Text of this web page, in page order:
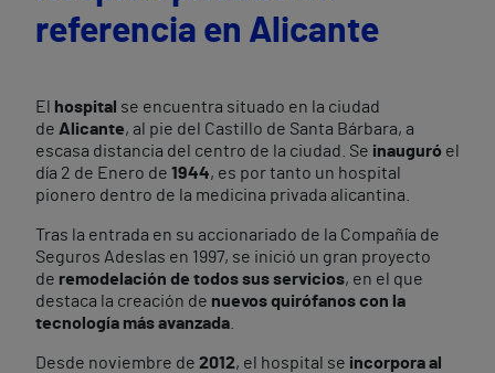
referencia en Alicante
El hospital se encuentra situado en la ciudad
de Alicante, al pie del Castillo de Santa Bárbara, a
escasa distancia del centro de la ciudad. Se inauguró el
día 2 de Enero de 1944, es por tanto un hospital
pionero dentro de la medicina privada alicantina.
Tras la entrada en su accionariado de la Compañía de
Seguros Adeslas en 1997, se inició un gran proyecto
de remodelación de todos sus servicios, en el que
destaca la creación de nuevos quirófanos con la
tecnología más avanzada
Desde noviembre de 2012, el hospital se incorpora al